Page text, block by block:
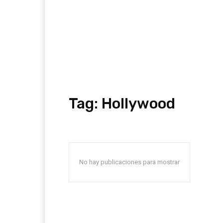
Tag: Hollywood
No hay publicaciones para mostrar